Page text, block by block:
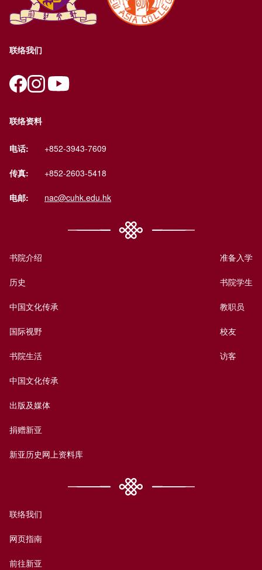
联络我们
联络资料
电话: +852-3943-7609
传真: +852-2603-5418
电邮: nac@cuhk.edu.hk
书院介绍
历史
中国文化传承
国际视野
书院生活
中国文化传承
出版及媒体
捐赠新亚
新亚历史网上资料库
准备入学
书院学生
教职员
校友
访客
联络我们
网页指南
前往新亚